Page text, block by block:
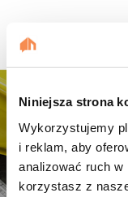
Niniejsza strona
Wykorzystujemy
i reklam, aby
analizować ruch
korzystasz z